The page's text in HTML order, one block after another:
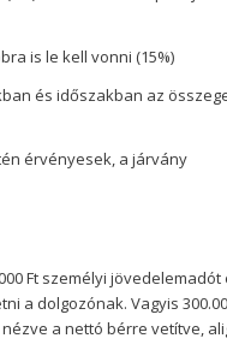
is le kell vonni (15%)
és időszakban az
érvényesek, a járvány
Ft személyi jövedelemadót
a dolgozónak. Vagyis
a nettó bérre vetítve,